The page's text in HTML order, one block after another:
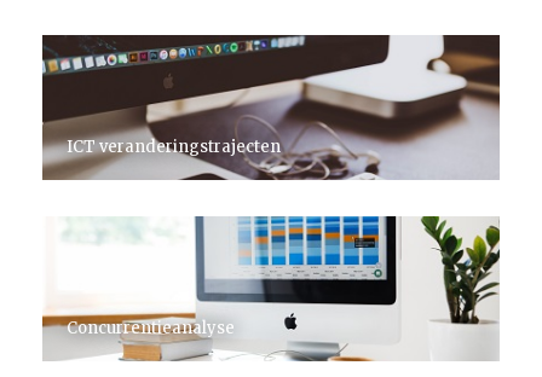
ICT veranderingstrajecten
Concurrentieanalyse